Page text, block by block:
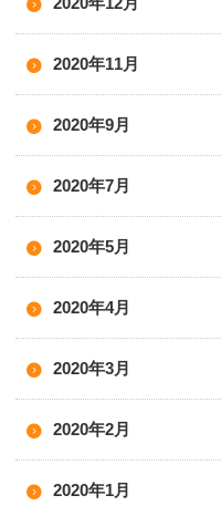
2020年11月
2020年9月
2020年7月
2020年5月
2020年4月
2020年3月
2020年2月
2020年1月